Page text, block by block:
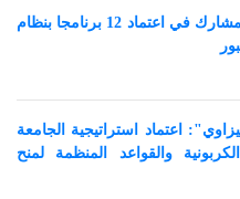
رئيس جامعة بنها يكرم فريق العمل المشارك في اعتماد 12 برنامجا بنظام
اعتماد استراتيجية الجامعة
والقواعد المنظمة لمنح